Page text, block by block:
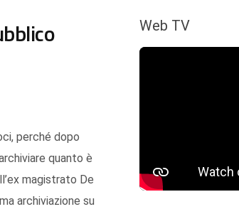
perché dopo
quanto è
magistrato De
archiviazione su
Web TV